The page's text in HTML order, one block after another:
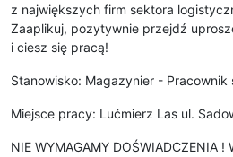
z największych firm sektora
Zaaplikuj, pozytywnie przejdź
i ciesz się pracą!
Stanowisko: Magazynier - Pracownik
Miejsce pracy: Lućmierz Las ul.
NIE WYMAGAMY DOŚWIADCZENIA !